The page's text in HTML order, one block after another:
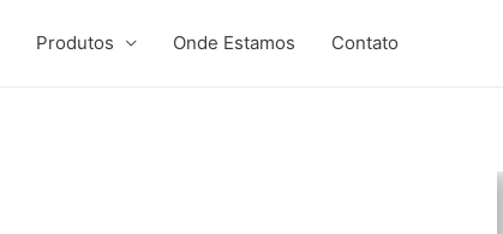
Produtos Onde Estamos Contato